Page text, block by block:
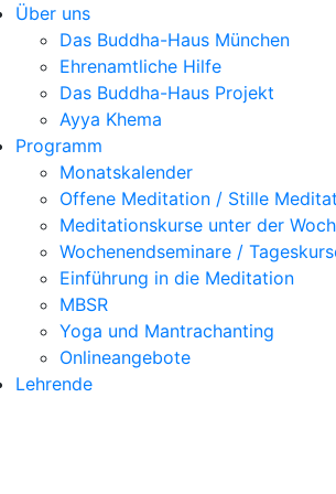
Über uns
Das Buddha-Haus München
Ehrenamtliche Hilfe
Das Buddha-Haus Projekt
Ayya Khema
Programm
Monatskalender
Offene Meditation / Stille
Meditationskurse unter der
Wochenendseminare /
Einführung in die Meditation
MBSR
Yoga und Mantrachanting
Onlineangebote
Lehrende